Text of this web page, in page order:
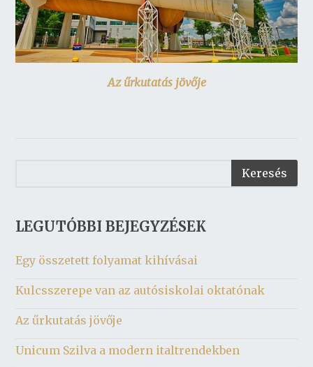
Az űrkutatás jövője
LEGUTÓBBI BEJEGYZÉSEK
Egy összetett folyamat kihívásai
Kulcsszerepe van az autósiskolai oktatónak
Az űrkutatás jövője
Unicum Szilva a modern italtrendekben